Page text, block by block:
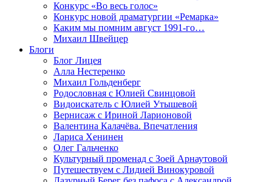
Конкурс «Во весь голос»
Конкурс новой драматургии «Ремарка»
Каким мы помним август 1991-го…
Михаил Швейцер
Блоги
Блог Лицея
Алла Нестеренко
Михаил Гольденберг
Родословная с Юлией Свинцовой
Видоискатель с Юлией Утышевой
Вернисаж с Ириной Ларионовой
Валентина Калачёва. Впечатления
Лариса Хенинен
Олег Гальченко
Культурный променад с Зоей Арнаутовой
Путешествуем с Лидией Винокуровой